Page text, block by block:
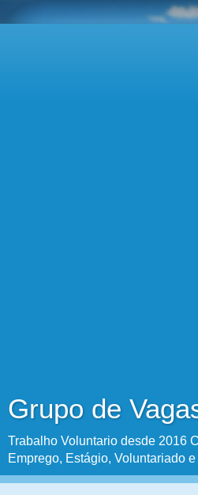
Grupo de
Trabalho Voluntario desde 2016
Emprego, Estágio, Voluntariado e